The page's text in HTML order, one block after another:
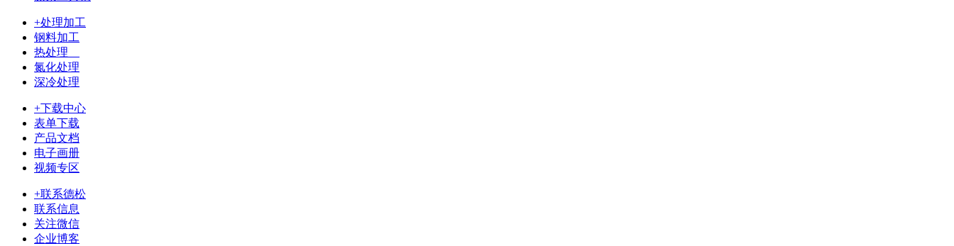
+处理加工
钢料加工
热处理
氮化处理
深冷处理
+下载中心
表单下载
产品文档
电子画册
视频专区
+联系德松
联系信息
关注微信
企业博客